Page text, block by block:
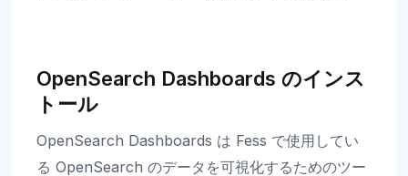
OpenSearch Dashboards のインス
トール
OpenSearch Dashboards は Fess で使用してい
る OpenSearch のデータを可視化するためのツー